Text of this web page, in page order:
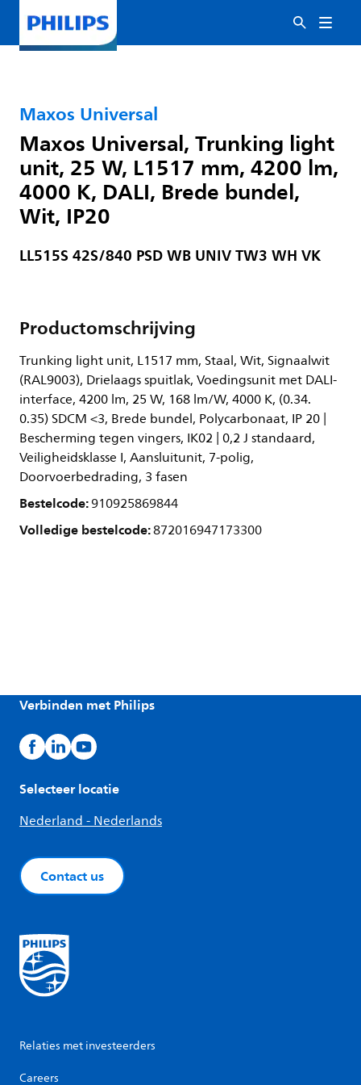
Maxos Universal
Maxos Universal, Trunking light
unit, 25 W, L1517 mm, 4200 lm,
4000 K, DALI, Brede bundel,
Wit, IP20
LL515S 42S/840 PSD WB UNIV TW3 WH VK
Productomschrijving
Trunking light unit, L1517 mm, Staal, Wit, Signaalwit
(RAL9003), Drielaags spuitlak, Voedingsunit met DALI-
interface, 4200 lm, 25 W, 168 lm/W, 4000 K, (0.34.
0.35) SDCM <3, Brede bundel, Polycarbonaat, IP 20 |
Bescherming tegen vingers, IK02 | 0,2 J standaard,
Veiligheidsklasse I, Aansluitunit, 7-polig,
Doorvoerbedrading, 3 fasen
Bestelcode:910925869844
Volledige bestelcode:872016947173300
Verbinden met Philips
Selecteer locatie
Nederland - Nederlands
Contact us
Relaties met investeerders
Careers